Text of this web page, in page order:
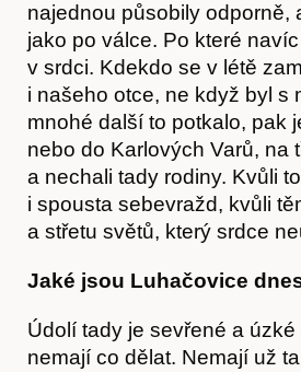
Časopis
najednou působily odporně,
jako po válce. Po které
v srdci. Kdekdo se v létě
i našeho otce, ne když byl s
mnohé další to potkalo, pak
nebo do Karlových Varů, na
a nechali tady rodiny. Kvůli
i spousta sebevražd, kvůli
a střetu světů, který srdce
Jaké jsou Luhačovice
Údolí tady je sevřené a
nemají co dělat. Nemají už